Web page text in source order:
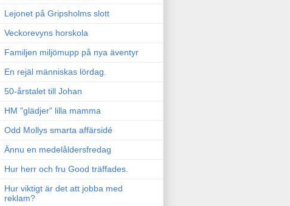
Lejonet på Gripsholms slott
Veckorevyns horskola
Familjen miljömupp på nya äventyr
En rejäl människas lördag.
50-årstalet till Johan
HM "glädjer" lilla mamma
Odd Mollys smarta affärsidé
Ännu en medelåldersfredag
Hur herr och fru Good träffades.
Hur viktigt är det att jobba med
reklam?